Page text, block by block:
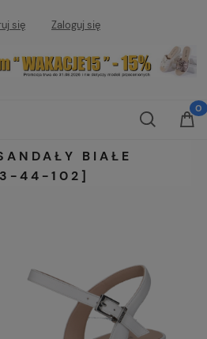
się Zaloguj się
BIAŁE
44-102]